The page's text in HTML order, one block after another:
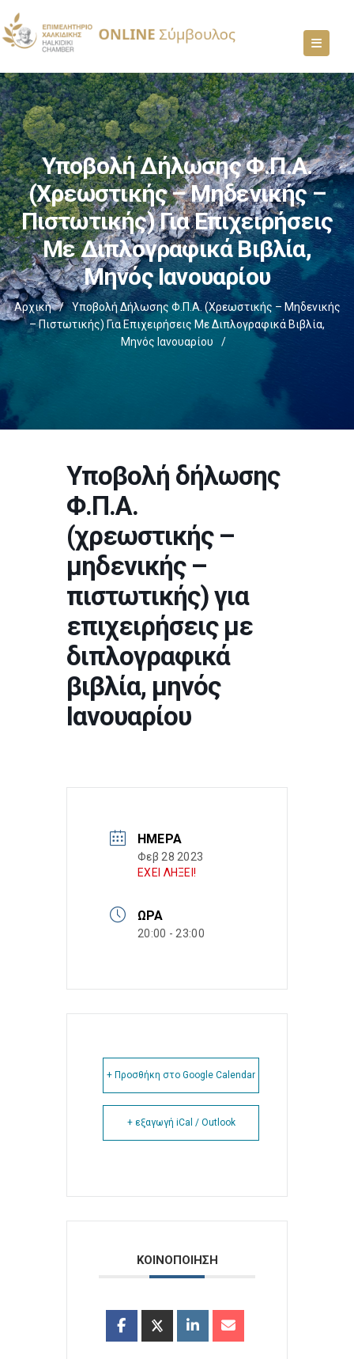
Υποβολή Δήλωσης Φ.Π.Α.
(χρεωστικής – Μηδενικής –
Πιστωτικής) Για Επιχειρήσεις
Με Διπλογραφικά Βιβλία,
Μηνός Ιανουαρίου
Αρχική /
Υποβολή Δήλωσης Φ.Π.Α. (χρεωστικής – Μηδενικής
– Πιστωτικής) Για Επιχειρήσεις Με Διπλογραφικά Βιβλία,
Μηνός Ιανουαρίου
/
Υποβολή δήλωσης
Φ.Π.Α.
(χρεωστικής –
μηδενικής –
πιστωτικής) για
επιχειρήσεις με
διπλογραφικά
βιβλία, μηνός
Ιανουαρίου
ΗΜΈΡΑ
Φεβ 28 2023
ΕΧΕΙ ΛΗΞΕΙ!
ΏΡΑ
20:00 - 23:00
+ Προσθήκη στο Google Calendar
+ εξαγωγή iCal / Outlook
ΚΟΙΝΟΠΟΙΗΣΗ